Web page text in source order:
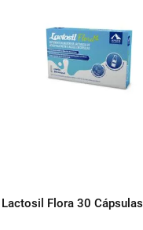
Lactosil Flora 30 Cápsulas